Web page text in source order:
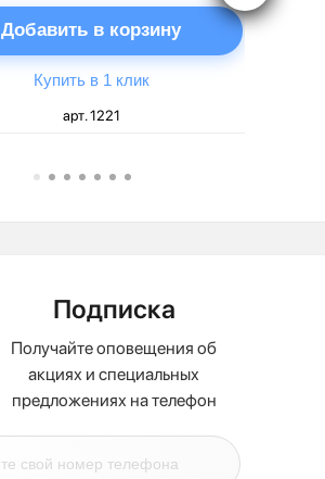
Добавить в корзину
Купить в 1 клик
арт. 1221
Подписка
Получайте оповещения об
акциях и специальных
предложениях на телефон